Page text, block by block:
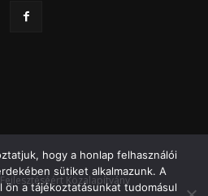
Közalapítvány
hogy a honlap felhasználói
sütiket alkalmazunk. A
ön a tájékoztatásunkat tudomásul